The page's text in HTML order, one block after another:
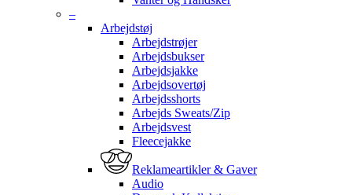
–
Arbejdstøj
Arbejdstrøjer
Arbejdsbukser
Arbejdsjakke
Arbejdsovertøj
Arbejdsshorts
Arbejds Sweats/Zip
Arbejdsvest
Fleecejakke
Reklameartikler & Gaver
Audio